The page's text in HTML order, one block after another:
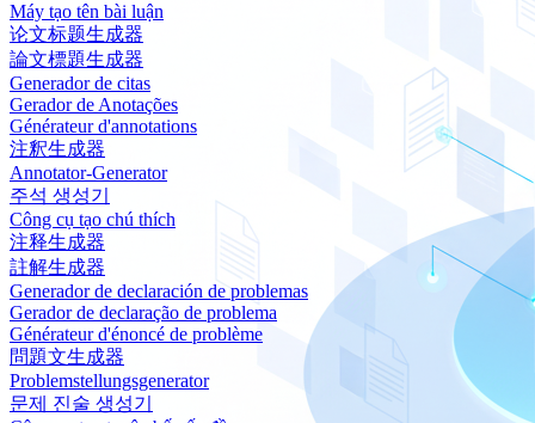
Máy tạo tên bài luận
论文标题生成器
論文標題生成器
Generador de citas
Gerador de Anotações
Générateur d'annotations
注釈生成器
Annotator-Generator
주석 생성기
Công cụ tạo chú thích
注释生成器
註解生成器
Generador de declaración de problemas
Gerador de declaração de problema
Générateur d'énoncé de problème
問題文生成器
Problemstellungsgenerator
문제 진술 생성기